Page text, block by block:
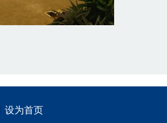
设为首页